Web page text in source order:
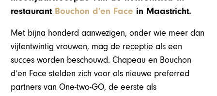
restaurant Bouchon d’en Face in Maastricht.
Met bijna honderd aanwezigen, onder wie meer dan
vijfentwintig vrouwen, mag de receptie als een
succes worden beschouwd. Chapeau en Bouchon
d’en Face stelden zich voor als nieuwe preferred
partners van One-two-GO, de eerste als